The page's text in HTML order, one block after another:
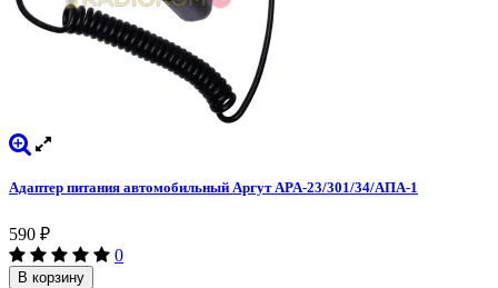
Адаптер питания автомобильный Аргут APA-23/301/34/АПА-1
590 ₽
0
В корзину